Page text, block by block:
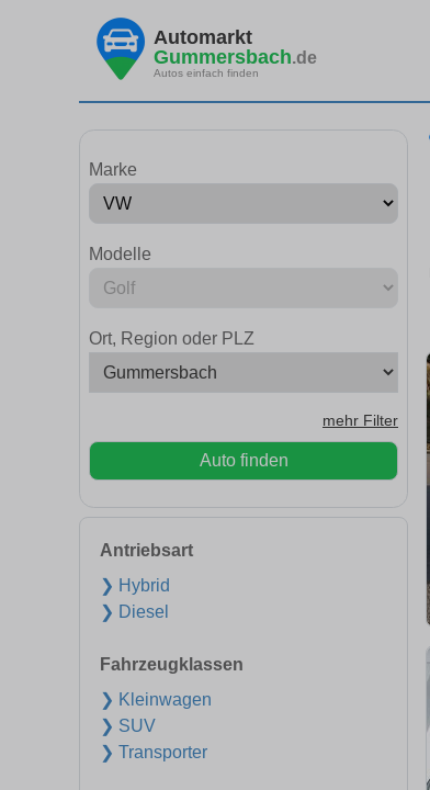
Automarkt
Gummersbach.de
Autos einfach finden
Marke
Modelle
Ort, Region oder PLZ
mehr Filter
Auto finden
Antriebsart
❯ Hybrid
❯ Diesel
Fahrzeugklassen
❯ Kleinwagen
❯ SUV
❯ Transporter